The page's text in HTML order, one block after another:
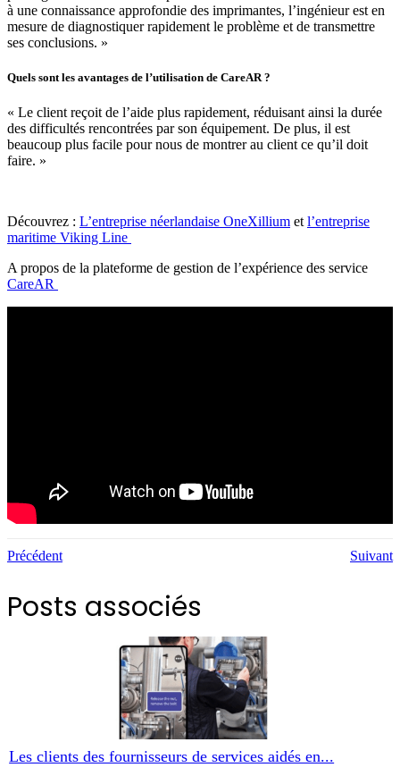
à une connaissance approfondie des imprimantes, l’ingénieur est en
mesure de diagnostiquer rapidement le problème et de transmettre
ses conclusions. »
Quels sont les avantages de l’utilisation de CareAR ?
« Le client reçoit de l’aide plus rapidement, réduisant ainsi la durée
des difficultés rencontrées par son équipement. De plus, il est
beaucoup plus facile pour nous de montrer au client ce qu’il doit
faire. »
Découvrez : L’entreprise néerlandaise OneXillium et l’entreprise
maritime Viking Line
A propos de la plateforme de gestion de l’expérience des service
CareAR
Précédent Suivant
Posts associés
Les clients des fournisseurs de services aidés en...